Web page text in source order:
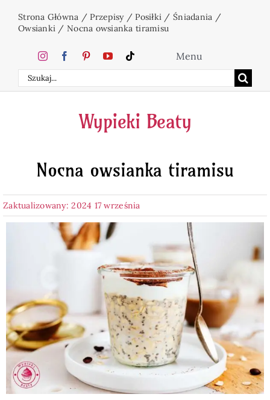
Strona Główna /Przepisy/Posiłki / Śniadania /
Owsianki / Nocna owsianka tiramisu
Szukaj
Menu
Home
Ciasta
Desery
Napoje
Pieczywo
Przetwory
Posiłki
Wypieki Beaty
Nocna owsianka tiramisu
Zaktualizowany: 2024 17 września